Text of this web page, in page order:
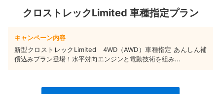
クロストレックLimited 車種指定プラン
キャンペーン内容
新型クロストレックLimited 4WD（AWD）車種指定 あんしん補
償込みプラン登場！水平対向エンジンと電動技術を組み...